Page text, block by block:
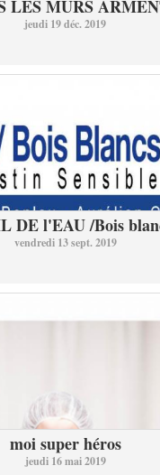
LES MURS
jeudi 19 déc. 2019
DE l'EAU /Bois
vendredi 13 sept. 2019
moi super héros
jeudi 16 mai 2019